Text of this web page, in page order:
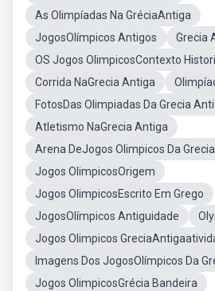
As Olimpíadas Na GréciaAntiga
JogosOlímpicos Antigos
Grecia
OS Jogos OlimpicosContexto
Corrida NaGrecia Antiga
FotosDas Olimpiadas Da Grecia
Atletismo NaGrecia Antiga
Arena DeJogos Olimpicos Da Grecia
Jogos OlimpicosOrigem
Jogos OlimpicosEscrito Em Grego
JogosOlímpicos Antiguidade
Jogos Olimpicos
Imagens Dos JogosOlímpicos Da
Jogos OlimpicosGrécia Bandeira